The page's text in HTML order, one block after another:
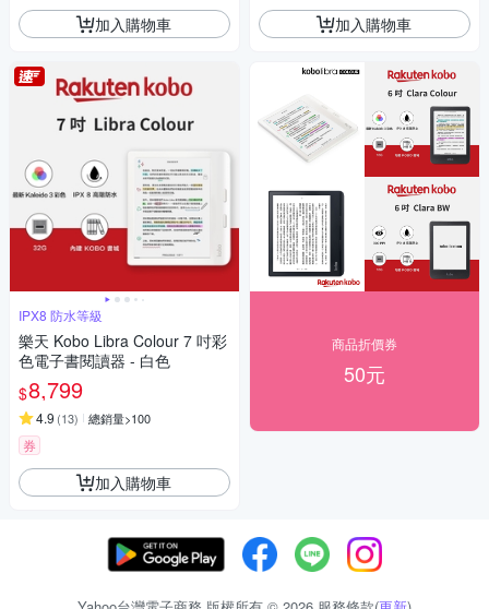
加入購物車
IPX8 防水等級
樂天 Kobo Libra Colour 7 吋彩
色電子書閱讀器 - 白色
$8,799
4.9 (13) 總銷量>100
券
加入購物車
加入購物車
商品折價券
50元